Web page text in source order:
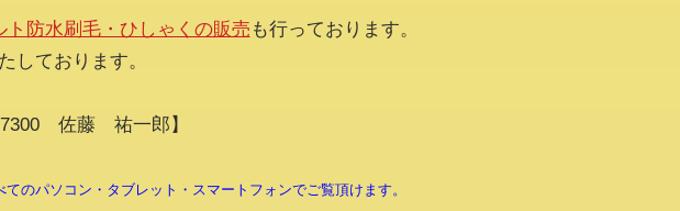
ト防水刷毛・ひしゃくの販売 も行っております。
しております。
佐藤 祐一郎】
のパソコン・タブレット・スマートフォンでご覧頂けます。